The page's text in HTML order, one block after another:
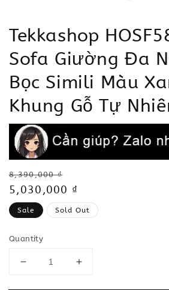
Tekkashop
Sofa Giường Đa
Bọc Simili Màu
Khung Gỗ Tự
Regular
price
8,390,000 ₫
Sale
price
5,030,000 ₫
Sale Sold Out
Quantity